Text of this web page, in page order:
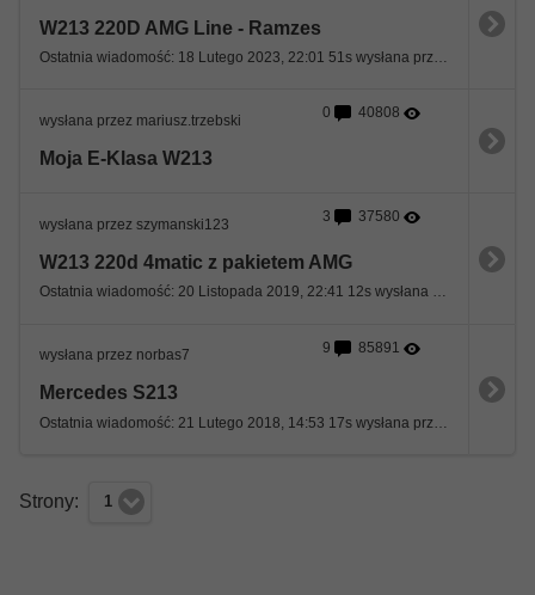
W213 220D AMG Line - Ramzes
Ostatnia wiadomość: 18 Lutego 2023, 22:01 51s wysłana przez RAF77
wysłana przez mariusz.trzebski 0 40808
Moja E-Klasa W213
wysłana przez szymanski123 3 37580
W213 220d 4matic z pakietem AMG
Ostatnia wiadomość: 20 Listopada 2019, 22:41 12s wysłana przez TOMKAMIN
wysłana przez norbas7 9 85891
Mercedes S213
Strony: 1